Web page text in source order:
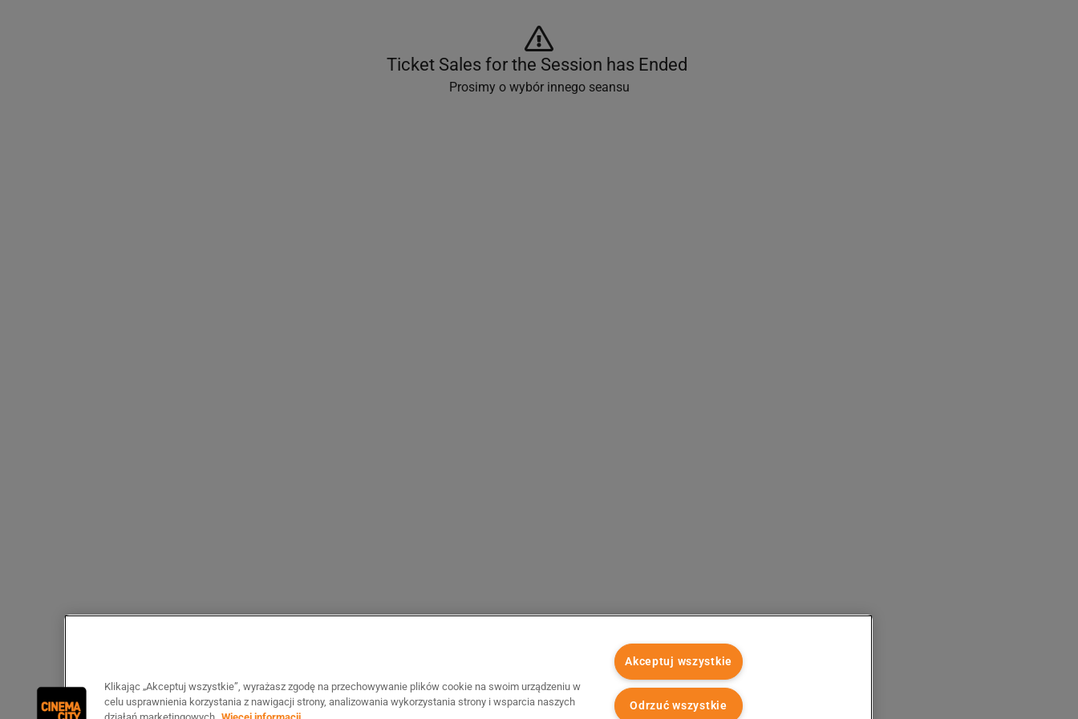
Ticket Sales for the Session has Ended
Prosimy o wybór innego seansu
Klikając „Akceptuj wszystkie”, wyrażasz zgodę na przechowywanie plików cookie na swoim urządzeniu w
celu usprawnienia korzystania z nawigacji strony, analizowania wykorzystania strony i wsparcia naszych
Akceptuj wszystkie
Odrzuć wszystkie